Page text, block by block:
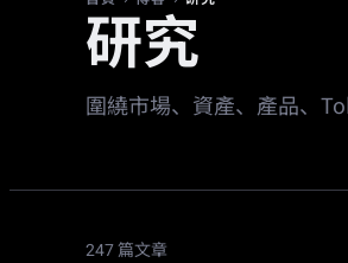
研究
圍繞市場、資產、產品、
247 篇文章